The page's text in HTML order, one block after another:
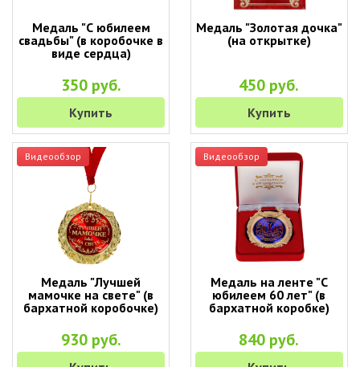
Медаль "С юбилеем
свадьбы" (в коробочке в
виде сердца)
350 руб.
Купить
Медаль "Золотая дочка"
(на открытке)
450 руб.
Купить
Видеообзор
Медаль "Лучшей
мамочке на свете" (в
бархатной коробочке)
930 руб.
Видеообзор
Медаль на ленте "С
юбилеем 60 лет" (в
бархатной коробке)
840 руб.